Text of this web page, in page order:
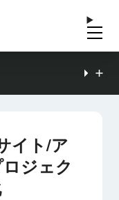
イト/ア
ジェク